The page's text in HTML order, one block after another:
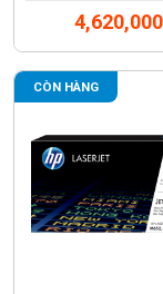
4,620,000
CÒN HÀNG